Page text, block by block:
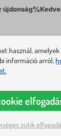
újdonság%
-29%
használ,
információ arról,
sütik